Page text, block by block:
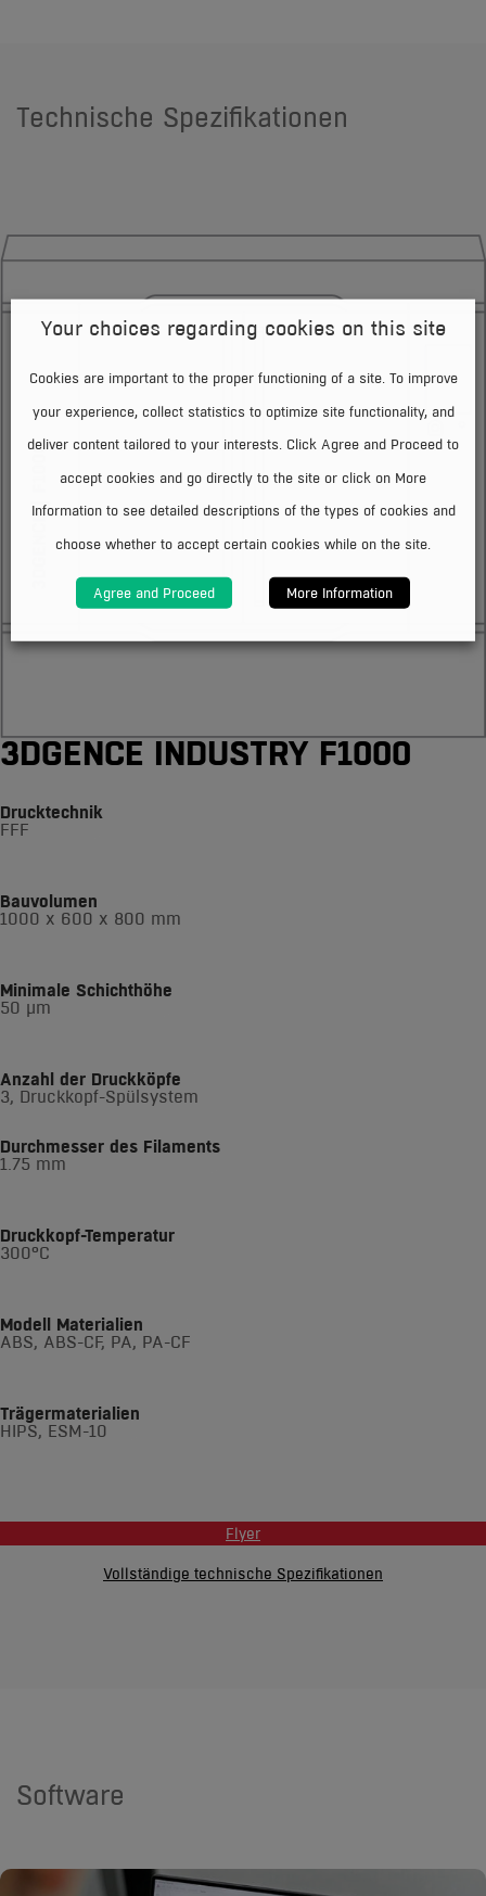
Technische Spezifikationen
3DGENCE INDUSTRY F1000
Drucktechnik
FFF
Bauvolumen
1000 x 600 x 800 mm
Minimale Schichthöhe
50 µm
Anzahl der Druckköpfe
3, Druckkopf-Spülsystem
Durchmesser des Filaments
1.75 mm
Druckkopf-Temperatur
300°C
Modell Materialien
ABS, ABS-CF, PA, PA-CF
Trägermaterialien
HIPS, ESM-10
Flyer
Vollständige technische Spezifikationen
Software
Your choices regarding cookies on this site
Cookies are important to the proper functioning of a site. To improve
your experience, collect statistics to optimize site functionality, and
deliver content tailored to your interests. Click Agree and Proceed to
accept cookies and go directly to the site or click on More
Information to see detailed descriptions of the types of cookies and
choose whether to accept certain cookies while on the site.
Agree and Proceed More Information